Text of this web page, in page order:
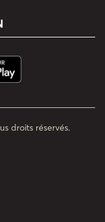
droits réservés.